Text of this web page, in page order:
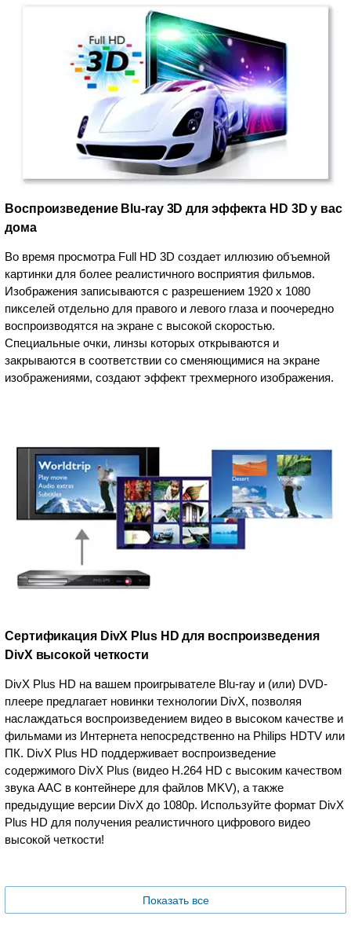
Воспроизведение Blu-ray 3D для эффекта HD 3D у вас
дома
Во время просмотра Full HD 3D создает иллюзию объемной
картинки для более реалистичного восприятия фильмов.
Изображения записываются с разрешением 1920 x 1080
пикселей отдельно для правого и левого глаза и поочередно
воспроизводятся на экране с высокой скоростью.
Специальные очки, линзы которых открываются и
закрываются в соответствии со сменяющимися на экране
изображениями, создают эффект трехмерного изображения.
Сертификация DivX Plus HD для воспроизведения
DivX высокой четкости
DivX Plus HD на вашем проигрывателе Blu-ray и (или) DVD-
плеере предлагает новинки технологии DivX, позволяя
наслаждаться воспроизведением видео в высоком качестве и
фильмами из Интернета непосредственно на Philips HDTV или
ПК. DivX Plus HD поддерживает воспроизведение
содержимого DivX Plus (видео H.264 HD с высоким качеством
звука AAC в контейнере для файлов MKV), а также
предыдущие версии DivX до 1080p. Используйте формат DivX
Plus HD для получения реалистичного цифрового видео
высокой четкости!
Показать все